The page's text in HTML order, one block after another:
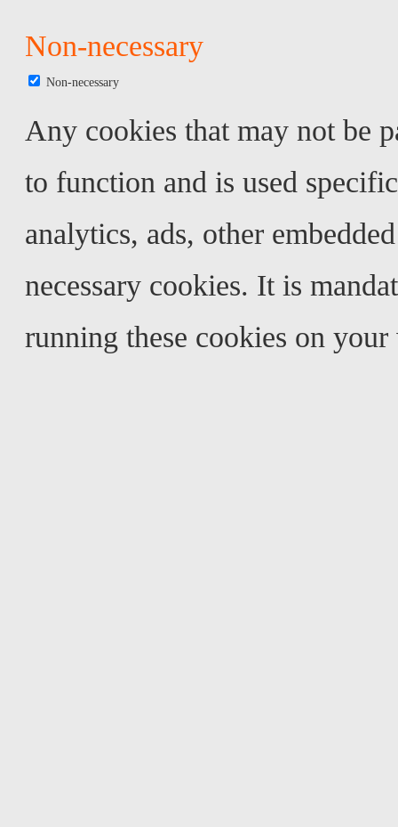
Non-necessary
Non-necessary
Any cookies that may not be
to function and is used
analytics, ads, other
necessary cookies. It is
running these cookies on your